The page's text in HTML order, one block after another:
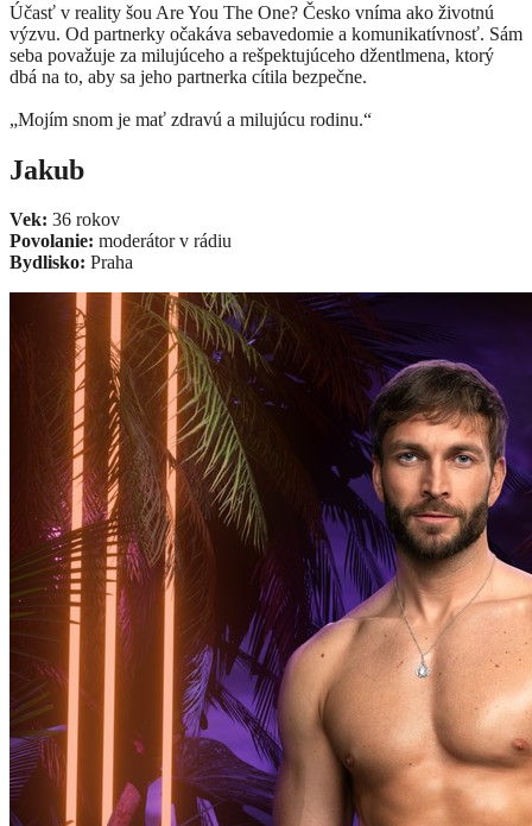
Účasť v reality šou Are You The One? Česko vníma ako životnú
výzvu. Od partnerky očakáva sebavedomie a komunikatívnosť. Sám
seba považuje za milujúceho a rešpektujúceho džentlmena, ktorý
dbá na to, aby sa jeho partnerka cítila bezpečne.
„Mojím snom je mať zdravú a milujúcu rodinu.“
Jakub
Vek: 36 rokov
Povolanie: moderátor v rádiu
Bydlisko: Praha